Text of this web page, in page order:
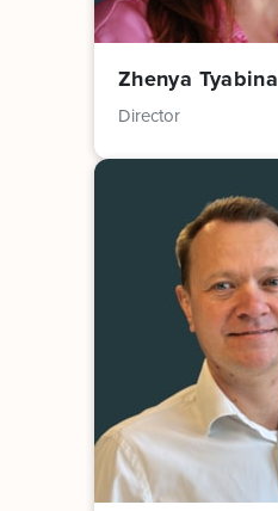
Zhenya Tyabina
Director